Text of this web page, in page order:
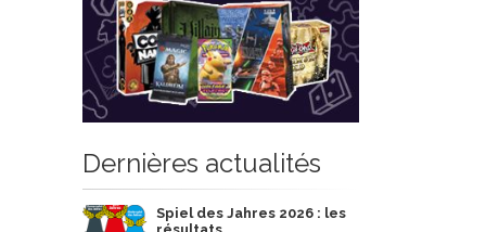
Dernières actualités
Spiel des Jahres 2026 : les